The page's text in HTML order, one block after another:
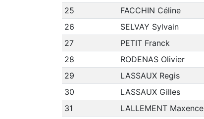
25
FACCHIN Céline
26
SELVAY Sylvain
27
PETIT Franck
28
RODENAS Olivier
29
LASSAUX Regis
30
LASSAUX Gilles
31
LALLEMENT Maxence